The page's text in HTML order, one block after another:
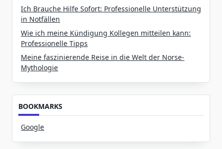
Ich Brauche Hilfe Sofort: Professionelle Unterstützung
in Notfällen
Wie ich meine Kündigung Kollegen mitteilen kann:
Professionelle Tipps
Meine faszinierende Reise in die Welt der Norse-
Mythologie
BOOKMARKS
Google